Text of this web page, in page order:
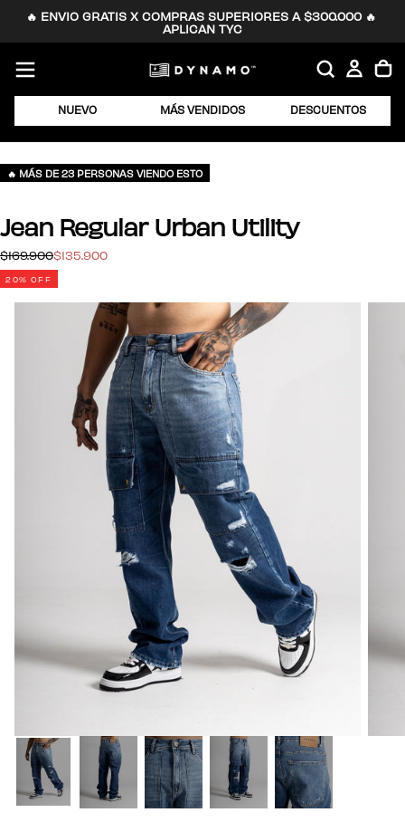
🔥 ENVIO GRATIS X COMPRAS SUPERIORES A $300.000 🔥
APLICAN TYC
SALTAR
NUEVO MÁS VENDIDOS DESCUENTOS
🔥 MÁS DE 23 PERSONAS VIENDO ESTO
Jean Regular Urban Utility
$135.900
Precio
regular
$169.900Precio
de
oferta
$135.900
20% OFF